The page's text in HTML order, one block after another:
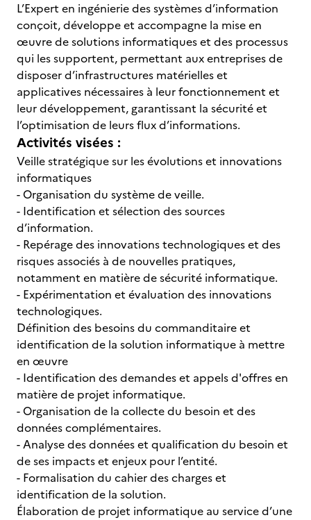
L’Expert en ingénierie des systèmes d’information
conçoit, développe et accompagne la mise en
œuvre de solutions informatiques et des processus
qui les supportent, permettant aux entreprises de
disposer d’infrastructures matérielles et
applicatives nécessaires à leur fonctionnement et
leur développement, garantissant la sécurité et
l’optimisation de leurs flux d’informations.
Activités visées :
Veille stratégique sur les évolutions et innovations
informatiques
- Organisation du système de veille.
- Identification et sélection des sources
d’information.
- Repérage des innovations technologiques et des
risques associés à de nouvelles pratiques,
notamment en matière de sécurité informatique.
- Expérimentation et évaluation des innovations
technologiques.
Définition des besoins du commanditaire et
identification de la solution informatique à mettre
en œuvre
- Identification des demandes et appels d'offres en
matière de projet informatique.
- Organisation de la collecte du besoin et des
données complémentaires.
- Analyse des données et qualification du besoin et
de ses impacts et enjeux pour l’entité.
- Formalisation du cahier des charges et
identification de la solution.
Élaboration de projet informatique au service d’une